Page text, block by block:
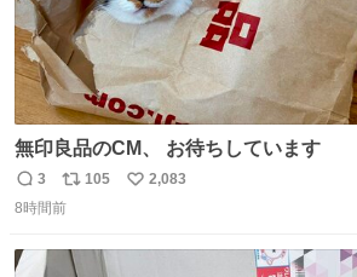
無印良品のCM、 お待ちしています
返
信
3
リ
ポ
ト
105
い
2,083
8時間前